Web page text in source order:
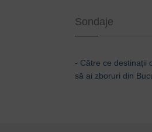
Sondaje
- Către ce destinații
să ai zboruri din